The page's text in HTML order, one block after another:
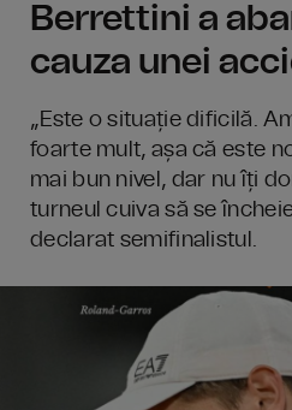
Berrettini a
cauza unei
„Este o situație dificilă.
foarte mult, așa că este
mai bun nivel, dar nu îți
turneul cuiva să se
declarat semifinalistul.